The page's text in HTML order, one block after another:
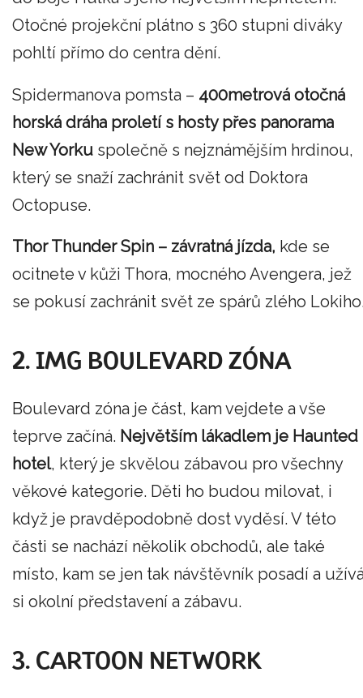
Otočné projekční plátno s 360 stupni diváky
pohltí přímo do centra dění.
Spidermanova pomsta – 400metrová otočná
horská dráha proletí s hosty přes panorama
New Yorku společně s nejznámějším hrdinou,
který se snaží zachránit svět od Doktora
Octopuse.
Thor Thunder Spin – závratná jízda, kde se
ocitnete v kůži Thora, mocného Avengera, jež
se pokusí zachránit svět ze spárů zlého
2. IMG BOULEVARD ZÓNA
Boulevard zóna je část, kam vejdete a vše
teprve začíná. Největším lákadlem je Haunted
hotel, který je skvělou zábavou pro všechny
věkové kategorie. Děti ho budou milovat, i
když je pravděpodobně dost vyděsí. V této
části se nachází několik obchodů, ale také
místo, kam se jen tak návštěvník posadí a
si okolní představení a zábavu.
3. CARTOON NETWORK